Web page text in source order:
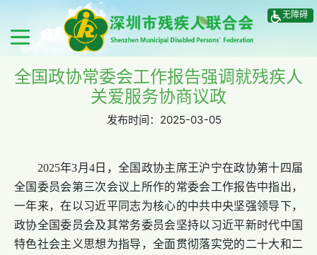
无障碍
全国政协常委会工作报告强调就残疾人
关爱服务协商议政
发布时间： 2025-03-05
2025年3月4日，全国政协主席王沪宁在政协第十四届
全国委员会第三次会议上所作的常委会工作报告中指出，
一年来，在以习近平同志为核心的中共中央坚强领导下，
政协全国委员会及其常务委员会坚持以习近平新时代中国
特色社会主义思想为指导，全面贯彻落实党的二十大和二